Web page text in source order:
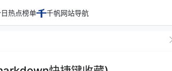
热点榜单 千帆网站导航